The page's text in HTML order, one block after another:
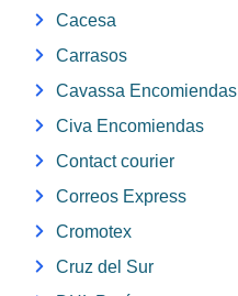
Cacesa
Carrasos
Cavassa Encomiendas
Civa Encomiendas
Contact courier
Correos Express
Cromotex
Cruz del Sur